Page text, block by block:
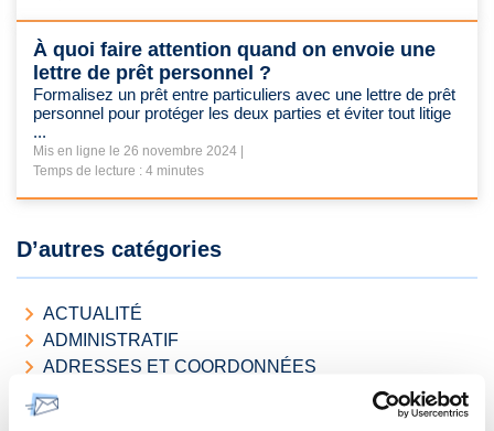
À quoi faire attention quand on envoie une
lettre de prêt personnel ?
Formalisez un prêt entre particuliers avec une lettre de prêt
personnel pour protéger les deux parties et éviter tout litige
...
Mis en ligne le 26 novembre 2024 |
Temps de lecture : 4 minutes
D’autres catégories
ACTUALITÉ
ADMINISTRATIF
ADRESSES ET COORDONNÉES
BANQUE / FINANCE
BOÎTE AUX LETTRES